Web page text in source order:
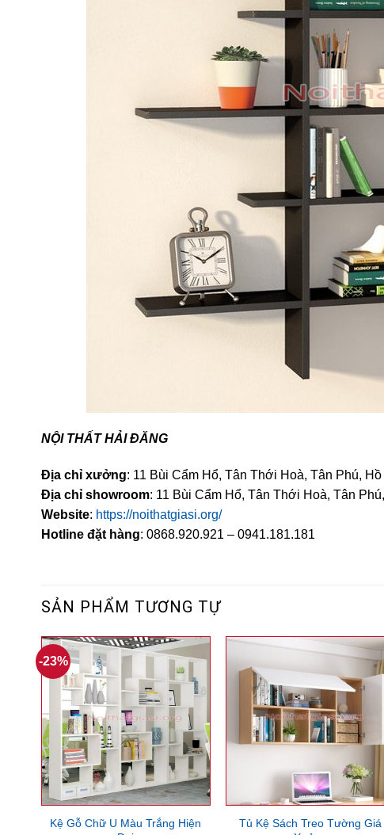
NỘI THẤT HẢI ĐĂNG
Địa chỉ xưởng: 11 Bùi Cẩm Hổ, Tân Thới Hoà, Tân Phú,
Địa chỉ showroom: 11 Bùi Cẩm Hổ, Tân Thới Hoà, Tân
Website: https://noithatgiasi.org/
Hotline đặt hàng: 0868.920.921 – 0941.181.181
SẢN PHẨM TƯƠNG TỰ
-23%
Kệ Gỗ Chữ U Màu Trắng Hiện
Tủ Kệ Sách Treo Tường Giá